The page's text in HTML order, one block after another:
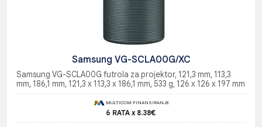
Samsung VG-SCLA00G/XC
Samsung VG-SCLA00G futrola za projektor, 121,3 mm, 113,3
mm, 186,1 mm, 121,3 x 113,3 x 186,1 mm, 533 g, 126 x 126 x 197 mm
MULTICOM FINANSIRANJE
6 RATA x 8.38€